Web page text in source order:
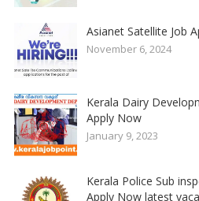
Asianet Satellite Job
November 6, 2024
Kerala Dairy
Apply Now
January 9, 2023
Kerala Police Sub
Apply Now latest